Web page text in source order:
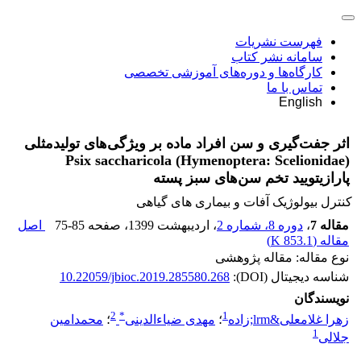
فهرست نشریات
سامانه نشر کتاب
کارگاه‌ها و دوره‌های آموزشی تخصصی
تماس با ما
English
اثر جفت‌گیری و سن افراد ماده بر ویژگی‌های تولیدمثلی
Psix saccharicola (Hymenoptera: Scelionidae)
پارازیتویید تخم سن‌های‌ سبز پسته
کنترل بیولوژیک آفات و بیماری های گیاهی
مقاله 7
، دوره 8، شماره 2 ، اردیبهشت 1399 ، صفحه 75-85
اصل
مقاله (853.1 K
)
نوع مقاله: مقاله پژوهشی
شناسه دیجیتال (DOI):
10.22059/jbioc.2019.285580.268
نویسندگان
زهرا غلامعلی&lrm;زاده
1؛ مهدی ضیاءالدینی*
2؛ محمدامین
جلالی1